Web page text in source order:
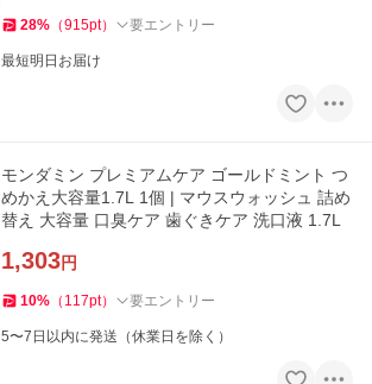
28% （915pt） 要エントリー
最短明日お届け
モンダミン プレミアムケア ゴールドミント つ
めかえ大容量1.7L 1個 | マウスウォッシュ 詰め
替え 大容量 口臭ケア 歯ぐきケア 洗口液 1.7L
1,303円
10% （ 117pt） 要エントリー
5〜7日以内に発送（休業日を除く）